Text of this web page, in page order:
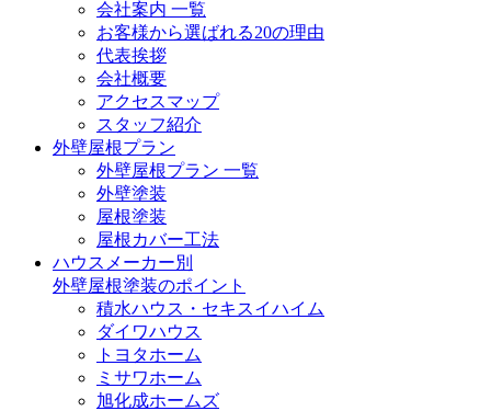
会社案内 一覧
お客様から選ばれる20の理由
代表挨拶
会社概要
アクセスマップ
スタッフ紹介
外壁屋根プラン
外壁屋根プラン 一覧
外壁塗装
屋根塗装
屋根カバー工法
ハウスメーカー別
外壁屋根塗装のポイント
積水ハウス・セキスイハイム
ダイワハウス
トヨタホーム
ミサワホーム
旭化成ホームズ